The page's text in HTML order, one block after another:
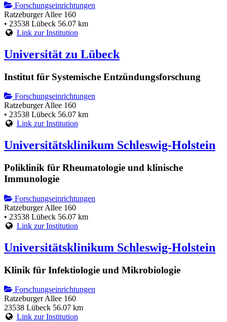
Forschungseinrichtungen
Ratzeburger Allee 160
• 23538 Lübeck 56.07 km
Link zur Institution
Universität zu Lübeck
Institut für Systemische Entzündungsforschung
Forschungseinrichtungen
Ratzeburger Allee 160
• 23538 Lübeck 56.07 km
Link zur Institution
Universitätsklinikum Schleswig-Holstein
Poliklinik für Rheumatologie und klinische
Immunologie
Forschungseinrichtungen
Ratzeburger Allee 160
• 23538 Lübeck 56.07 km
Link zur Institution
Universitätsklinikum Schleswig-Holstein
Klinik für Infektiologie und Mikrobiologie
Forschungseinrichtungen
Ratzeburger Allee 160
23538 Lübeck 56.07 km
Link zur Institution